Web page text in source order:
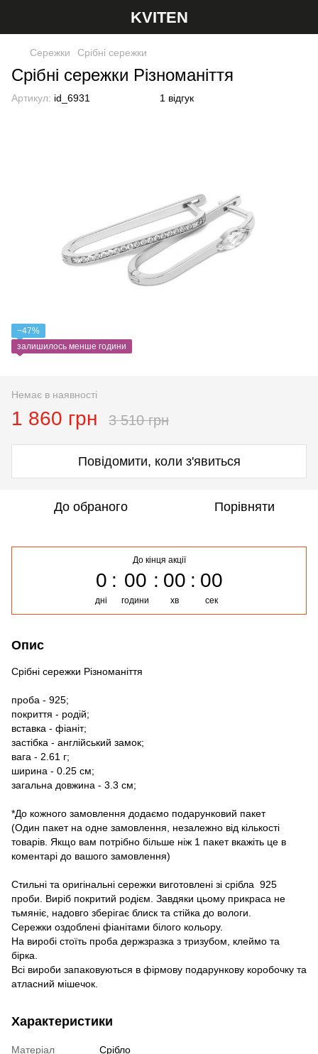
KVITEN
Сережки Срібні сережки
Срібні сережки Різноманіття
Артикул: id_6931 1 відгук
−47%
залишилось менше години
Немає в наявності
1 860 грн 3 510 грн
Повідомити, коли з'явиться
До обраного Порівняти
До кінця акції
0
дні
00
години
00
хв
00
сек
Опис
Срібні сережки Різноманіття
проба - 925;
покриття - родій;
вставка - фіаніт;
застібка - англійський замок;
вага - 2.61 г;
ширина - 0.25 см;
загальна довжина - 3.3 см;
*До кожного замовлення додаємо подарунковий пакет
(Один пакет на одне замовлення, незалежно від кількості
товарів. Якщо вам потрібно більше ніж 1 пакет вкажіть це в
коментарі до вашого замовлення)
Стильні та оригінальні сережки виготовлені зі срібла 925
проби. Виріб покритий родієм. Завдяки цьому прикраса не
тьмяніє, надовго зберігає блиск та стійка до вологи.
Сережки оздоблені фіанітами білого кольору.
На виробі стоїть проба держзразка з тризубом, клеймо та
бірка.
Всі вироби запаковуються в фірмову подарункову коробочку та
атласний мішечок.
Характеристики
Матеріал
Срібло